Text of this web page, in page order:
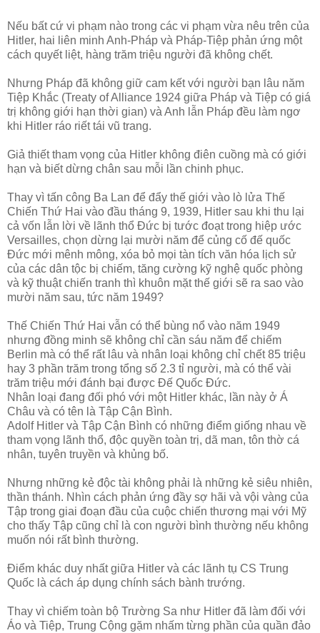
Nếu bất cứ vi phạm nào trong các vi phạm vừa nêu trên của
Hitler, hai liên minh Anh-Pháp và Pháp-Tiệp phản ứng một
cách quyết liệt, hàng trăm triệu người đã không chết.
Nhưng Pháp đã không giữ cam kết với người bạn lâu năm
Tiệp Khắc (Treaty of Alliance 1924 giữa Pháp và Tiệp có giá
trị không giới hạn thời gian) và Anh lẫn Pháp đều làm ngơ
khi Hitler ráo riết tái vũ trang.
Giả thiết tham vọng của Hitler không điên cuồng mà có giới
hạn và biết dừng chân sau mỗi lần chinh phục.
Thay vì tấn công Ba Lan để đẩy thế giới vào lò lửa Thế
Chiến Thứ Hai vào đầu tháng 9, 1939, Hitler sau khi thu lại
cả vốn lẫn lời về lãnh thổ Đức bị tước đoạt trong hiệp ước
Versailles, chọn dừng lại mười năm để củng cố đế quốc
Đức mới mênh mông, xóa bỏ mọi tàn tích văn hóa lịch sử
của các dân tộc bị chiếm, tăng cường kỹ nghệ quốc phòng
và kỹ thuật chiến tranh thì khuôn mặt thế giới sẽ ra sao vào
mười năm sau, tức năm 1949?
Thế Chiến Thứ Hai vẫn có thể bùng nổ vào năm 1949
nhưng đồng minh sẽ không chỉ cần sáu năm để chiếm
Berlin mà có thể rất lâu và nhân loại không chỉ chết 85 triệu
hay 3 phần trăm trong tổng số 2.3 tỉ người, mà có thể vài
trăm triệu mới đánh bại được Đế Quốc Đức.
Nhân loại đang đối phó với một Hitler khác, lần này ở Á
Châu và có tên là Tập Cận Bình.
Adolf Hitler và Tập Cận Bình có những điểm giống nhau về
tham vọng lãnh thổ, độc quyền toàn trị, dã man, tôn thờ cá
nhân, tuyên truyền và khủng bố.
Nhưng những kẻ độc tài không phải là những kẻ siêu nhiên,
thần thánh. Nhìn cách phản ứng đầy sợ hãi và vội vàng của
Tập trong giai đoạn đầu của cuộc chiến thương mại với Mỹ
cho thấy Tập cũng chỉ là con người bình thường nếu không
muốn nói rất bình thường.
Điểm khác duy nhất giữa Hitler và các lãnh tụ CS Trung
Quốc là cách áp dụng chính sách bành trướng.
Thay vì chiếm toàn bộ Trường Sa như Hitler đã làm đối với
Áo và Tiệp, Trung Cộng gặm nhấm từng phần của quần đảo